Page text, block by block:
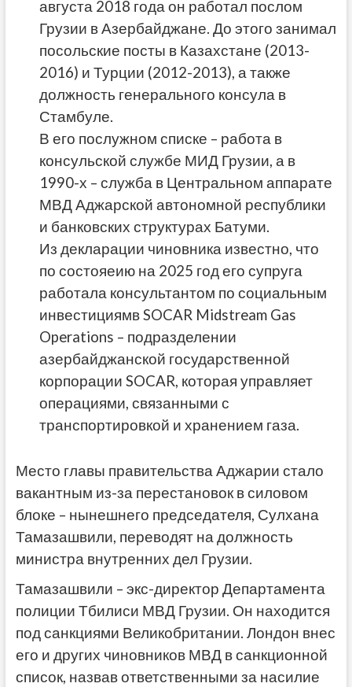
августа 2018 года он работал послом
Грузии в Азербайджане. До этого занимал
посольские посты в Казахстане (2013-
2016) и Турции (2012-2013), а также
должность генерального консула в
Стамбуле.
В его послужном списке – работа в
консульской службе МИД Грузии, а в
1990-х – служба в Центральном аппарате
МВД Аджарской автономной республики
и банковских структурах Батуми.
Из декларации чиновника известно, что
по состояеию на 2025 год его супруга
работала консультантом по социальным
инвестициямв SOCAR Midstream Gas
Operations – подразделении
азербайджанской государственной
корпорации SOCAR, которая управляет
операциями, связанными с
транспортировкой и хранением газа.
Место главы правительства Аджарии стало
вакантным из-за перестановок в силовом
блоке – нынешнего председателя, Сулхана
Тамазашвили, переводят на должность
министра внутренних дел Грузии.
Тамазашвили – экс-директор Департамента
полиции Тбилиси МВД Грузии. Он находится
под санкциями Великобритании. Лондон внес
его и других чиновников МВД в санкционной
список, назвав ответственными за насилие